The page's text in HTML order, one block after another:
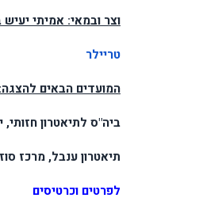
וצר ובמאי: אמיתי יעיש
טריילר
המועדים הבאים להצגה:
ביה"ס לתיאטרון חזותי, ירושלים (רח' בצלאל 11):
תיאטרון ענבל, מרכז סוזן דלל, ת"א-יפו (רח' יחיאלי
לפרטים וכרטיסים